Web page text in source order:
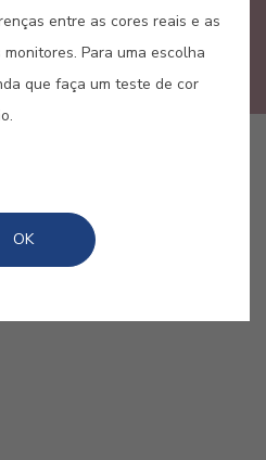
entre as cores reais e as
Para uma escolha
que faça um teste de cor
OK